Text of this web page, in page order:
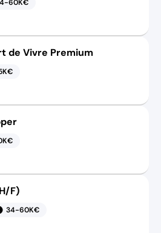
60K€
de Vivre Premium
F)
34-60K€